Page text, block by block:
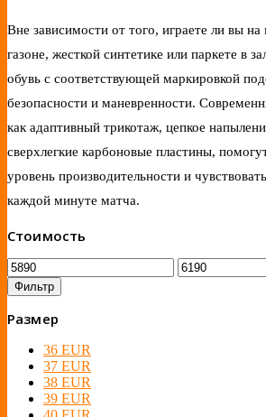
Вне зависимости от того, играете ли вы
газоне, жесткой синтетике или паркете в
обувь с соответствующей маркировкой
безопасности и маневренности.
как адаптивный трикотаж, цепкое
сверхлегкие карбоновые пластины,
уровень производительности и
каждой минуте матча.
Стоимость
Фильтр
Размер
36 EUR
37 EUR
38 EUR
39 EUR